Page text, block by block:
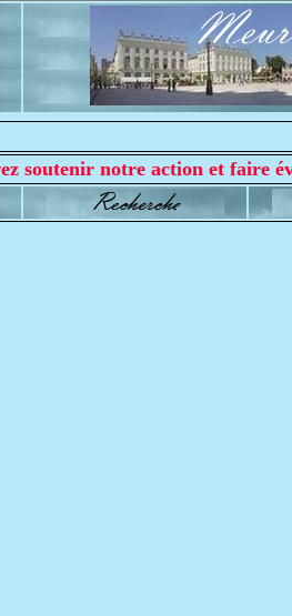
soutenir notre action et faire